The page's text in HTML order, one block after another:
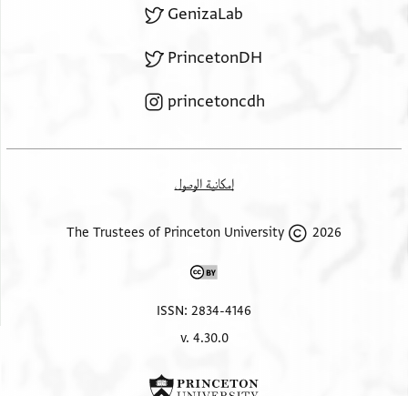
GenizaLab
PrincetonDH
princetoncdh
إمكانية الوصول
2026 The Trustees of Princeton University
ISSN: 2834-4146
v. 4.30.0